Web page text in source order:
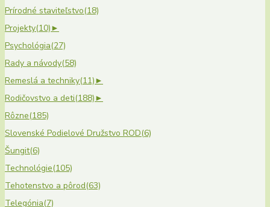
Prírodné staviteľstvo(18)
Projekty(10)►
Psychológia(27)
Rady a návody(58)
Remeslá a techniky(11)►
Rodičovstvo a deti(188)►
Rôzne(185)
Slovenské Podielové Družstvo ROD(6)
Šungit(6)
Technológie(105)
Tehotenstvo a pôrod(63)
Telegónia(7)